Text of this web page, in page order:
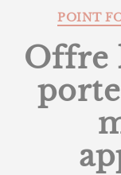
POINT
Offre